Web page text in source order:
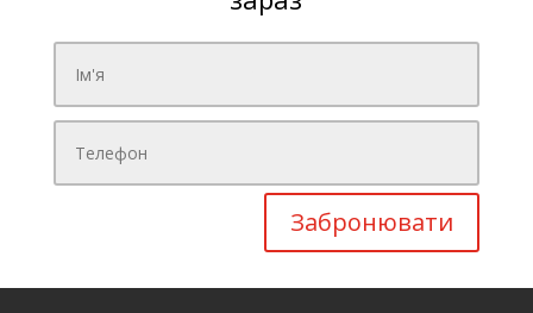
Забронювати